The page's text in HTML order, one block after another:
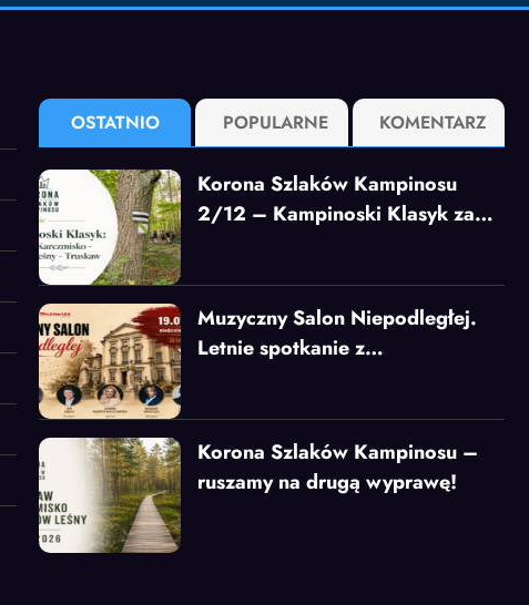
OSTATNIO POPULARNE KOMENTARZ
Korona Szlaków Kampinosu
2/12 – Kampinoski Klasyk za
Muzyczny Salon Niepodległej.
Letnie spotkanie z
Korona Szlaków Kampinosu –
ruszamy na drugą wyprawę!